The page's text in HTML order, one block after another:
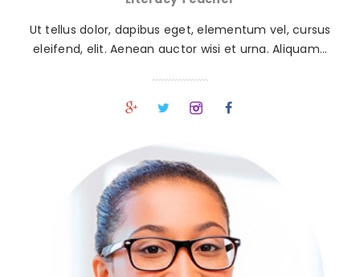
Ut tellus dolor, dapibus eget, elementum vel, cursus
eleifend, elit. Aenean auctor wisi et urna. Aliquam…